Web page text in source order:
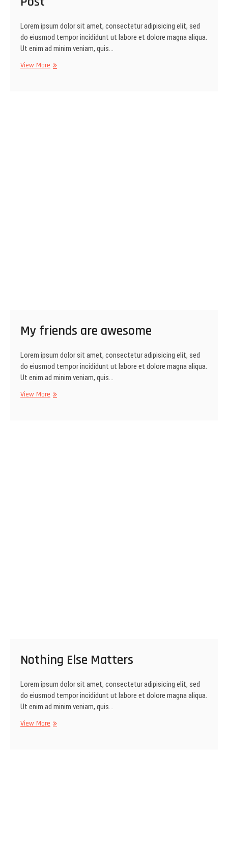
Lorem ipsum dolor sit amet, consectetur adipisicing elit, sed
do eiusmod tempor incididunt ut labore et dolore magna aliqua.
Ut enim ad minim veniam, quis…
View More Support
My friends are awesome
Lorem ipsum dolor sit amet, consectetur adipisicing elit, sed
do eiusmod tempor incididunt ut labore et dolore magna aliqua.
Ut enim ad minim veniam, quis…
View More My
Nothing Else Matters
Lorem ipsum dolor sit amet, consectetur adipisicing elit, sed
do eiusmod tempor incididunt ut labore et dolore magna aliqua.
Ut enim ad minim veniam, quis…
View More Nothing